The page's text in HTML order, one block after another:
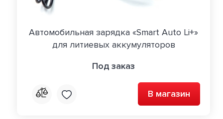
Автомобильная зарядка «Smart Auto Li+»
для литиевых аккумуляторов
Под заказ
В магазин